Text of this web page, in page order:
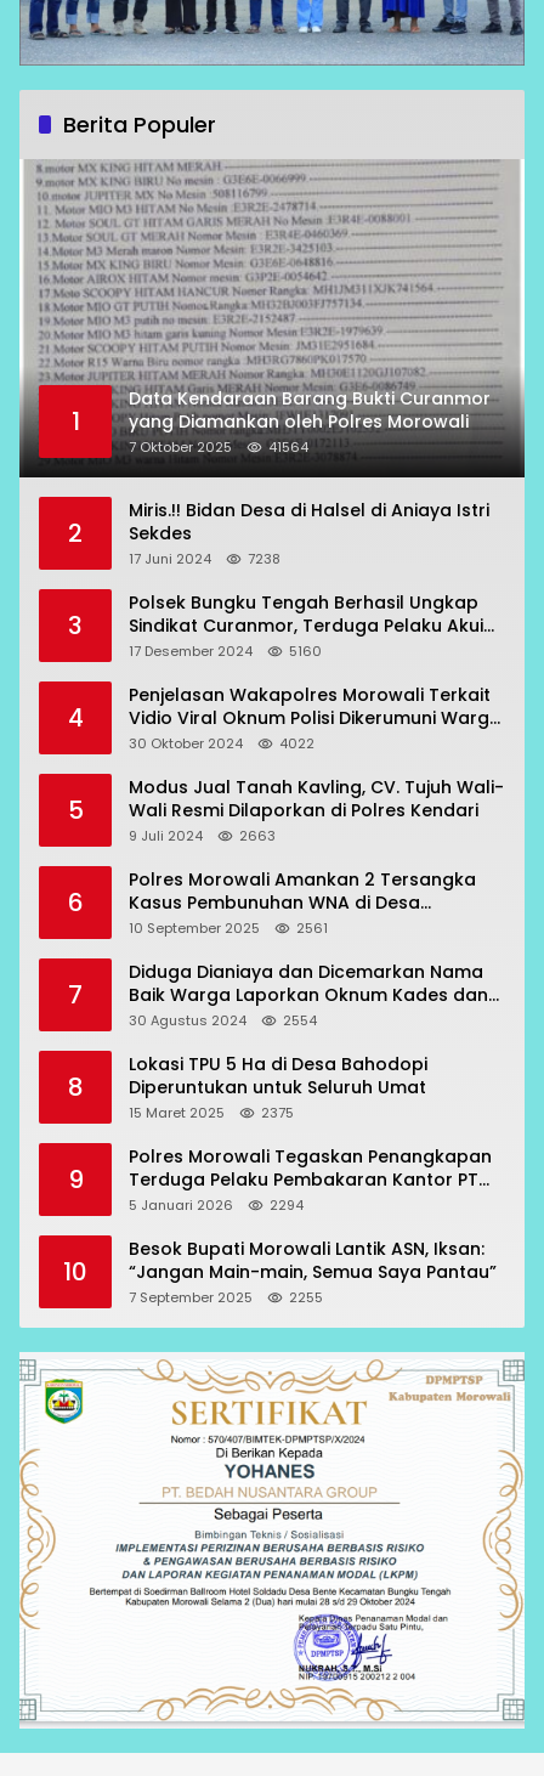
Berita Populer
1
Data Kendaraan Barang Bukti Curanmor
yang Diamankan oleh Polres Morowali
7 Oktober 2025 41564
2
Miris.!! Bidan Desa di Halsel di Aniaya Istri
Sekdes
17 Juni 2024 7238
3
Polsek Bungku Tengah Berhasil Ungkap
Sindikat Curanmor, Terduga Pelaku Akui
Beraksi di 7 Lokasi
17 Desember 2024 5160
4
Penjelasan Wakapolres Morowali Terkait
Vidio Viral Oknum Polisi Dikerumuni Warga
Bahodopi
30 Oktober 2024 4022
5
Modus Jual Tanah Kavling, CV. Tujuh Wali-
Wali Resmi Dilaporkan di Polres Kendari
9 Juli 2024 2663
6
Polres Morowali Amankan 2 Tersangka
Kasus Pembunuhan WNA di Desa
Topogaro
10 September 2025 2561
7
Diduga Dianiaya dan Dicemarkan Nama
Baik Warga Laporkan Oknum Kades dan
Oknum Polisi
30 Agustus 2024 2554
8
Lokasi TPU 5 Ha di Desa Bahodopi
Diperuntukan untuk Seluruh Umat
15 Maret 2025 2375
9
Polres Morowali Tegaskan Penangkapan
Terduga Pelaku Pembakaran Kantor PT
RCP Sesuai Prosedur
5 Januari 2026 2294
10
Besok Bupati Morowali Lantik ASN, Iksan:
“Jangan Main-main, Semua Saya Pantau”
7 September 2025 2255